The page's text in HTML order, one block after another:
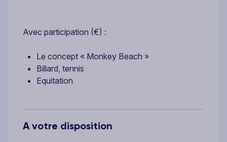
Avec participation (€) :
Le concept « Monkey Beach »
Billard, tennis
Equitation
A votre disposition